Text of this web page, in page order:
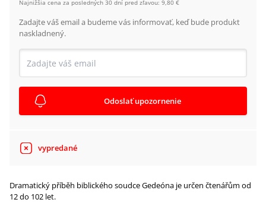
Najnižšia cena za posledných 30 dní pred zľavou: 9,80 €
Zadajte váš email a budeme vás informovať, keď bude produkt
naskladnený.
Odoslať upozornenie
vypredané
Dramatický příběh biblického soudce Gedeóna je určen čtenářům od
12 do 102 let.